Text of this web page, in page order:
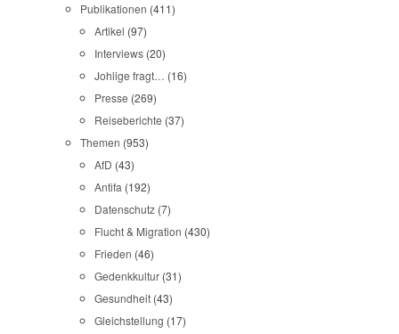
Publikationen (411)
Artikel (97)
Interviews (20)
Johlige fragt… (16)
Presse (269)
Reiseberichte (37)
Themen (953)
AfD (43)
Antifa (192)
Datenschutz (7)
Flucht & Migration (430)
Frieden (46)
Gedenkkultur (31)
Gesundheit (43)
Gleichstellung (17)